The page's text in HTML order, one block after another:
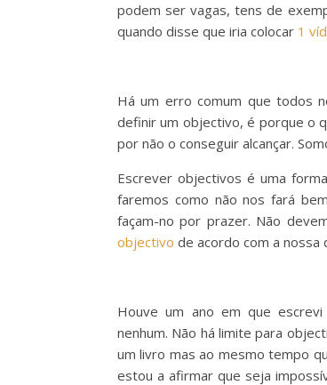
podem ser vagas, tens de
quando disse que iria colocar 1
Há um erro comum que todos
definir um objectivo, é porque o
por não o conseguir alcançar.
Escrever objectivos é uma
faremos como não nos fará
façam-no por prazer. Não
objectivo de acordo com a nossa
Houve um ano em que
nenhum. Não há limite para
um livro mas ao mesmo tempo
estou a afirmar que seja